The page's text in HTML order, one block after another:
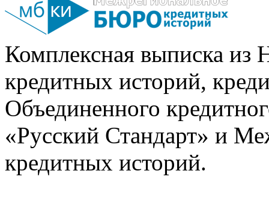
Комплексная выписка из
кредитных историй,
Объединенного
«Русский Стандарт» и
кредитных историй.